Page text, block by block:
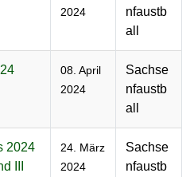
2024
nfaustb
all
08. April
2024
Sachse
nfaustb
all
2024
III
24. März
2024
Sachse
nfaustb